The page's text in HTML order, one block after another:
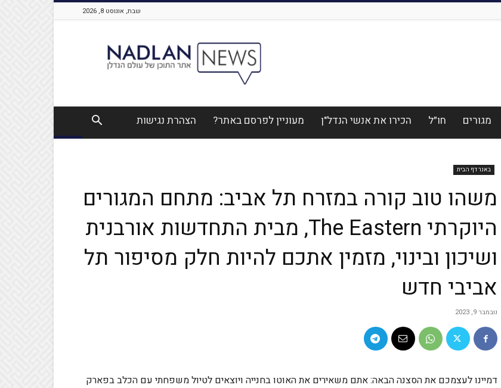
שבת, אוגוסט 8, 2026
Nadlan
News
מגורים חו״ל הכירו את אנשי הנדל"ן מעוניין לפרסם באתר? הצהרת נגישות
באנר דף הבית
משהו טוב קורה במזרח תל אביב: מתחם המגורים
היוקרתי The Eastern, מבית התחדשות אורבנית
ושיכון ובינוי, מזמין אתכם להיות חלק מסיפור תל
אביבי חדש
נובמבר 9, 2023
דמיינו לעצמכם את הסצנה הבאה: אתם משאירים את האוטו בחנייה ויוצאים לטיול משפחתי עם הכלב בפארק